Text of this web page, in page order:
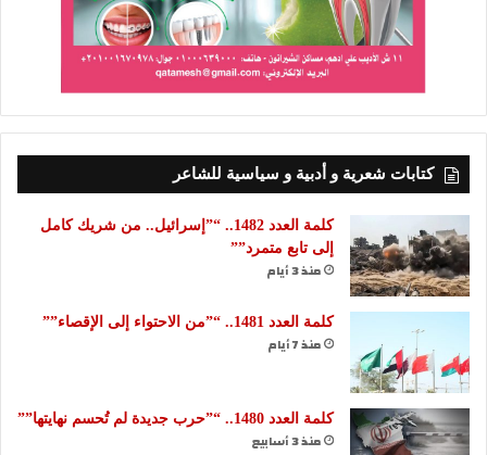
كتابات شعرية و أدبية و سياسية للشاعر
كلمة العدد 1482.. “”إسرائيل.. من شريك كامل
إلى تابع متمرد””
منذ 3 أيام
كلمة العدد 1481.. “”من الاحتواء إلى الإقصاء””
منذ 7 أيام
كلمة العدد 1480.. “”حرب جديدة لم تُحسم نهايتها””
منذ 3 أسابيع